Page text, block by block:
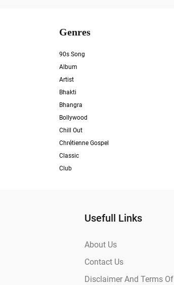
Genres
90s Song
Album
Artist
Bhakti
Bhangra
Bollywood
Chill Out
Chrétienne Gospel
Classic
Club
Usefull Links
About Us
Contact Us
Disclaimer And Terms Of